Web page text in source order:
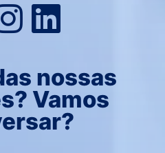
nossas
Vamos